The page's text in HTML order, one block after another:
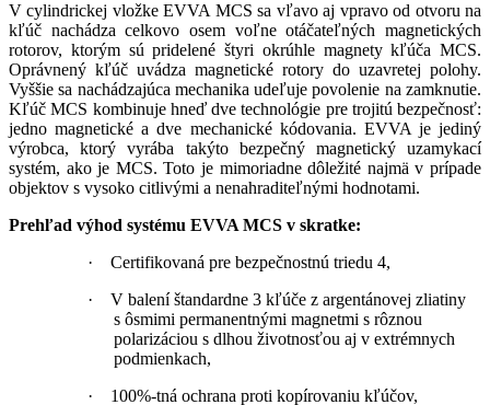
V cylindrickej vložke EVVA MCS sa vľavo aj vpravo od otvoru na
kľúč nachádza celkovo osem voľne otáčateľných magnetických
rotorov, ktorým sú pridelené štyri okrúhle magnety kľúča MCS.
Oprávnený kľúč uvádza magnetické rotory do uzavretej polohy.
Vyššie sa nachádzajúca mechanika udeľuje povolenie na zamknutie.
Kľúč MCS kombinuje hneď dve technológie pre trojitú bezpečnosť:
jedno magnetické a dve mechanické kódovania. EVVA je jediný
výrobca, ktorý vyrába takýto bezpečný magnetický uzamykací
systém, ako je MCS. Toto je mimoriadne dôležité najmä v prípade
objektov s vysoko citlivými a nenahraditeľnými hodnotami.
Prehľad výhod systému EVVA MCS v skratke:
·
Certifikovaná pre bezpečnostnú triedu 4,
·
V balení štandardne 3 kľúče z argentánovej zliatiny
s ôsmimi permanentnými magnetmi s rôznou
polarizáciou s dlhou životnosťou aj v extrémnych
podmienkach,
·
100%-tná ochrana proti kopírovaniu kľúčov,